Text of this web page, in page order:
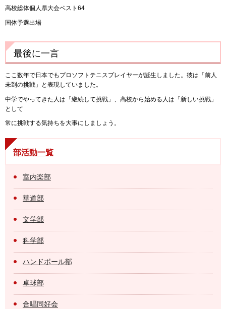
高校総体個人県大会ベスト64
国体予選出場
最後に一言
ここ数年で日本でもプロソフトテニスプレイヤーが誕生しました。彼は「前人
未到の挑戦」と表現していました。
中学でやってきた人は「継続して挑戦」、高校から始める人は「新しい挑戦」
として
常に挑戦する気持ちを大事にしましょう。
部活動一覧
室内楽部
華道部
文学部
科学部
ハンドボール部
卓球部
合唱同好会